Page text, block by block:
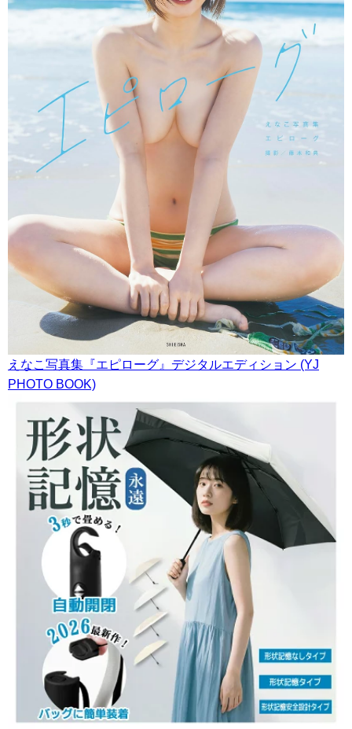
えなこ写真集『エピローグ』デジタルエディション (YJ
PHOTO BOOK)